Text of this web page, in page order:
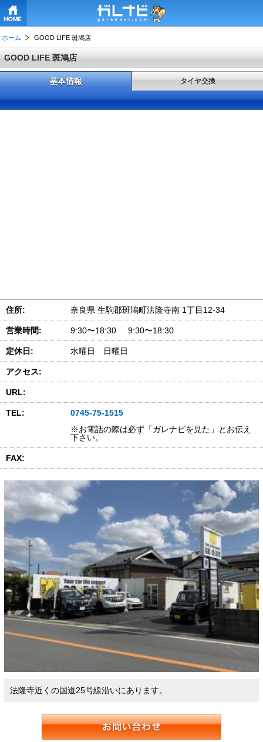
ホーム GOOD LIFE 斑鳩店
GOOD LIFE 斑鳩店
基本情報 タイヤ交換
住所: 奈良県 生駒郡斑鳩町法隆寺南 1丁目12-34
営業時間: 9:30〜18:30 9:30〜18:30
定休日: 水曜日 日曜日
アクセス:
URL:
TEL:
0745-75-1515
※お電話の際は必ず「ガレナビを見た」とお伝え
下さい。
FAX:
法隆寺近くの国道25号線沿いにあります。